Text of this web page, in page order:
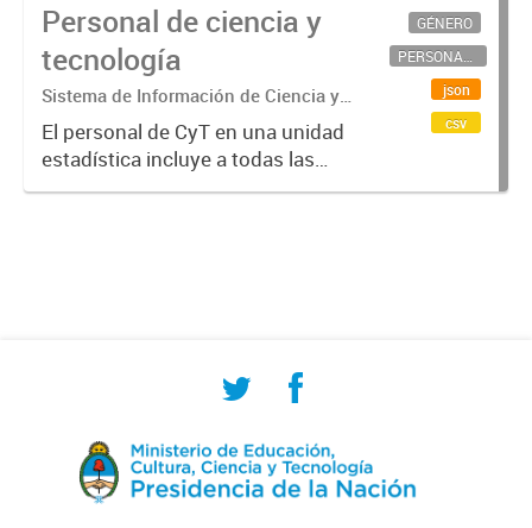
Personal de ciencia y
tecnología
Sistema de Información de Ciencia y
Tecnología Argentino (SICYTAR)
El personal de CyT en una unidad
estadística incluye a todas las
personas involucradas
GÉNERO
PERSONAL CIENTÍFICO-TECNOLÓGICO
json
csv